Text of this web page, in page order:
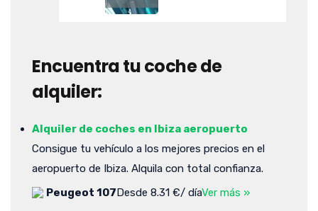
Encuentra tu coche de
alquiler:
Alquiler de coches en Ibiza aeropuerto
Consigue tu vehículo a los mejores precios en el
aeropuerto de Ibiza. Alquila con total confianza.
Peugeot 107Desde 8.31 €/ díaVer más »